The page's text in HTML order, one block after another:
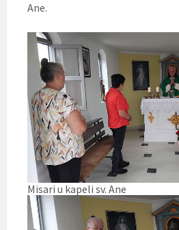
Ane.
Misari u kapeli sv. Ane